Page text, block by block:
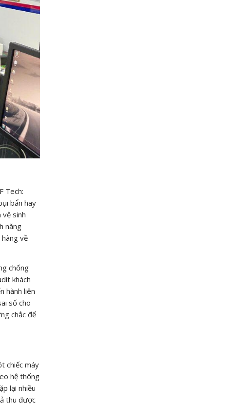
Tech:
bẩn hay
sinh
năng
về
chống
khách
hành liên
số cho
chắc để
chiếc máy
hệ thống
lại nhiều
thu được